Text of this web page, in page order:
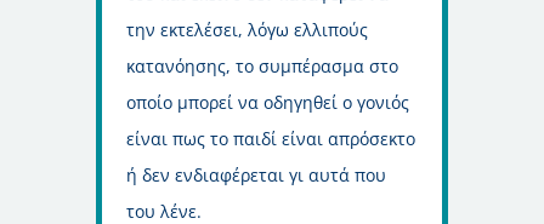
την εκτελέσει, λόγω ελλιπούς
κατανόησης, το συμπέρασμα στο
οποίο μπορεί να οδηγηθεί ο γονιός
είναι πως το παιδί είναι απρόσεκτο
ή δεν ενδιαφέρεται γι αυτά που
του λένε.